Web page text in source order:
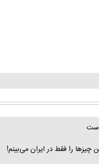
را فقط در ایران می‌بینم!